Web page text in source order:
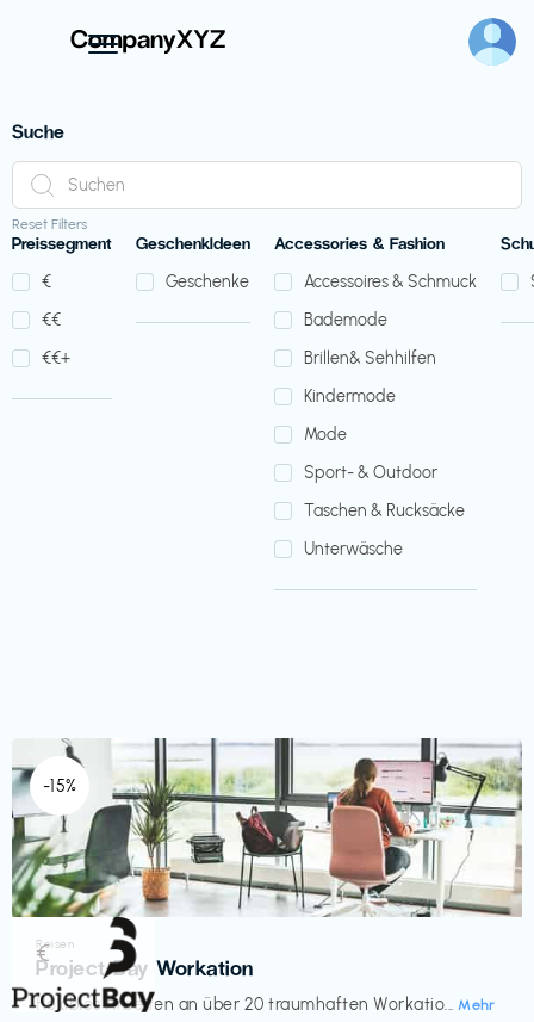
Suche
Reset Filters
Preissegment
€‎
€‎€‎
€‎€‎+
GeschenkIdeen
Geschenke
Accessories & Fashion
Accessoires & Schmuck
Bademode
Brillen& Sehhilfen
Kindermode
Mode
Sport- & Outdoor
Taschen & Rucksäcke
Unterwäsche
-15%
Reisen
Project Bay Workation
flexibles Arbeiten an über 20 traumhaften Workatio... Mehr
€‎